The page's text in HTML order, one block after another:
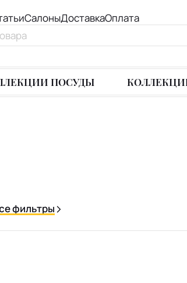
СалоныДоставкаОплата
ПОСУДЫ
фильтры